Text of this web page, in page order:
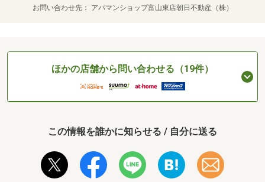
お問い合わせ先 アパマンショップ富山東店朝日不動産（株）
ほかの店舗から問い合わせる（19件）
この情報を誰かに知らせる / 自分に送る